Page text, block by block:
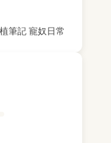
筆記 寵奴日常